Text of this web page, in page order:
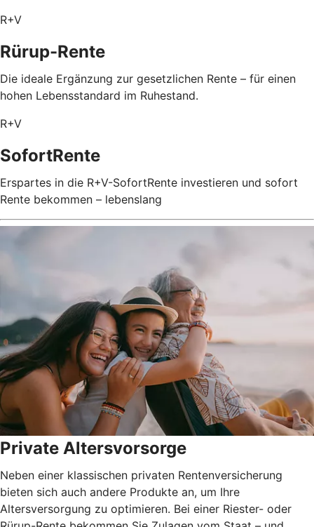
R+V
Rürup-Rente
Die ideale Ergänzung zur gesetzlichen Rente – für einen
hohen Lebensstandard im Ruhestand.
R+V
SofortRente
Erspartes in die R+V-SofortRente investieren und sofort
Rente bekommen – lebenslang
Private Altersvorsorge
Neben einer klassischen privaten Rentenversicherung
bieten sich auch andere Produkte an, um Ihre
Altersversorgung zu optimieren. Bei einer Riester- oder